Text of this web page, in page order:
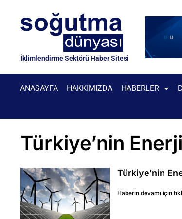
İklimlendirme Sektörü Haber Sitesi
ANASAYFA HAKKIMIZDA HABERLER
Türkiye’nin
Türkiye’nin
Haberin devamı için